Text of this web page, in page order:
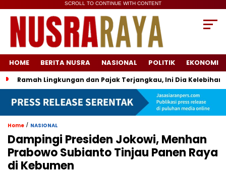
SCROLL TO CONTINUE WITH CONTENT
HOME BERITA NUSRA NASIONAL POLITIK EKONOMI
Ramah Lingkungan dan Pajak Terjangkau, Ini Dia
Home / NASIONAL
Dampingi Presiden Jokowi, Menhan
Prabowo Subianto Tinjau Panen Raya
di Kebumen